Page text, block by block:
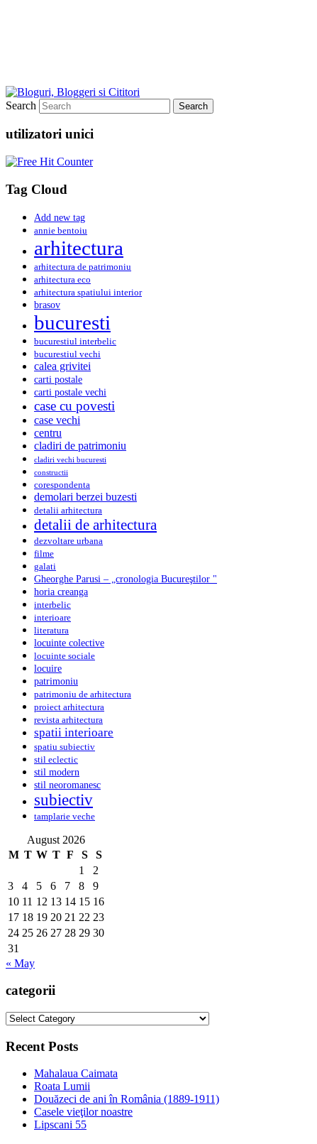
Search
utilizatori unici
Tag Cloud
Add new tag
annie bentoiu
arhitectura
arhitectura de patrimoniu
arhitectura eco
arhitectura spatiului interior
brasov
bucuresti
bucurestiul interbelic
bucurestiul vechi
calea grivitei
carti postale
carti postale vechi
case cu povesti
case vechi
centru
cladiri de patrimoniu
cladiri vechi bucuresti
constructii
corespondenta
demolari berzei buzesti
detalii arhitectura
detalii de arhitectura
dezvoltare urbana
filme
galati
Gheorghe Parusi – „cronologia Bucureştilor "
horia creanga
interbelic
interioare
literatura
locuinte colective
locuinte sociale
locuire
patrimoniu
patrimoniu de arhitectura
proiect arhitectura
revista arhitectura
spatii interioare
spatiu subiectiv
stil eclectic
stil modern
stil neoromanesc
subiectiv
tamplarie veche
August 2026
M T W T F S
S
1
2
3
4 5 6 7 8
9
10 11 12 13 14 15 16
17 18 19 20 21 22 23
24 25 26 27 28 29 30
31
« May
categorii
categorii
Recent Posts
Mahalaua Caimata
Roata Lumii
Douăzeci de ani în România (1889-1911)
Casele vieţilor noastre
Lipscani 55